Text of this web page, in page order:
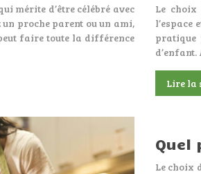
mérite d’être célébré avec
un proche parent ou un ami,
faire toute la différence
Le choix
pratique
Lire la
Quel
Le choix